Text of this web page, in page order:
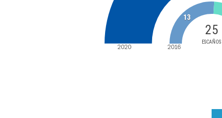
25
ESCAÑOS
13
2020 2016